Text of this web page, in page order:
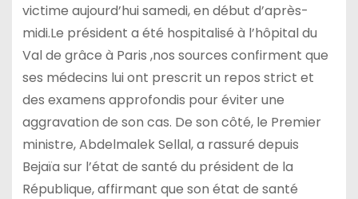
victime aujourd’hui samedi, en début d’après-
midi.Le président a été hospitalisé à l’hôpital du
Val de grâce à Paris ,nos sources confirment que
ses médecins lui ont prescrit un repos strict et
des examens approfondis pour éviter une
aggravation de son cas. De son côté, le Premier
ministre, Abdelmalek Sellal, a rassuré depuis
Bejaïa sur l’état de santé du président de la
République, affirmant que son état de santé